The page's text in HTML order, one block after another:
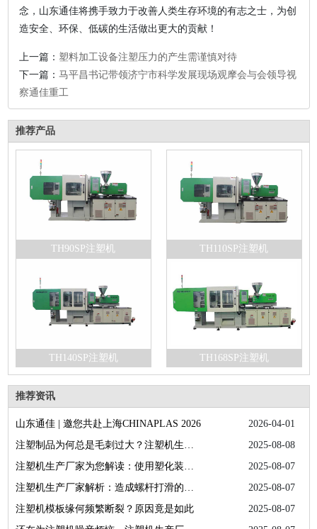
念，山东通佳将携手致力于改善人类生存环境的有志之士，为创
造安全、环保、低碳的生活做出更大的贡献！
上一篇： 塑料加工设备注塑压力的产生需谨慎对待
下一篇： 马平昌书记带领济宁市科学发展现场观摩会与会领导视
察通佳重工
推荐产品
TH90SP注塑机 TH110SP注塑机
TH140SP注塑机 TH168SP注塑机
推荐资讯
山东通佳 | 邀您共赴上海CHINAPLAS 2026
2026-04-01
注塑制品为何总是毛刺过大？注塑机生产厂家为您答疑解惑
2025-08-08
注塑机生产厂家为您解读：使用塑化装置的正确方法
2025-08-07
注塑机生产厂家解析：造成螺杆打滑的具体因素
2025-08-07
注塑机模板缘何频繁断裂？原因竟是如此
2025-08-07